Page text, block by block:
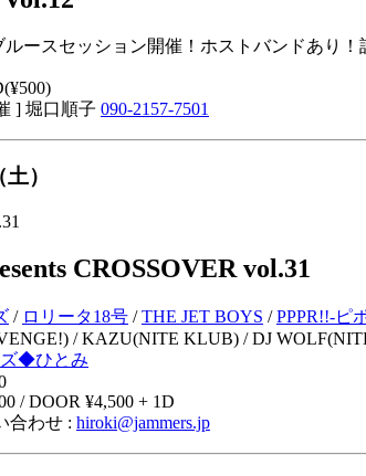
ースセッション開催！ホストバンドあり
] 堀口順子 090-2157-7501
）
CROSSOVER vol.31
/ ロリータ18号 /THE JET BOYS /PPPR!!-ピ
/ KAZU(NITE KLUB) / DJ
◆ひとみ
/ DOOR ¥4,500 + 1D
合わせ : hiroki@jammers.jp